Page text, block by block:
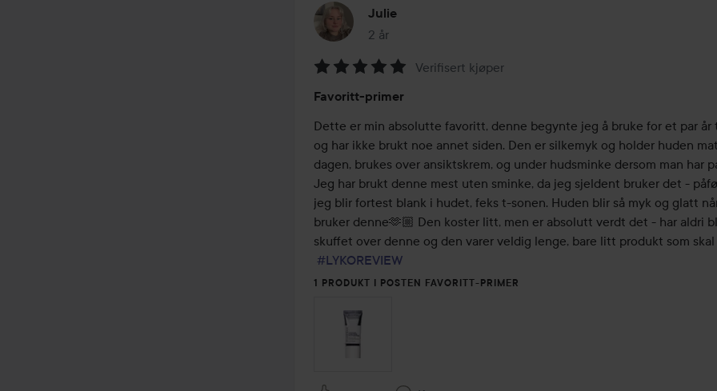
Julie
2 år
Innlegget ble opprettet 2 år
5
av
5
Verifisert kjøper
Favoritt-primer
Dette er min absolutte favoritt, denne begynte jeg å bruke for et par år
og har ikke brukt noe annet siden. Den er silkemyk og holder huden
dagen, brukes over ansiktskrem, og under hudsminke dersom man har
Jeg har brukt denne mest uten sminke, da jeg sjeldent bruker det -
jeg blir fortest blank i hudet, feks t-sonen. Huden blir så myk og glatt
bruker denne🫶🏼 Den koster litt, men er absolutt verdt det - har aldri
skuffet over denne og den varer veldig lenge, bare litt produkt som
#LYKOREVIEW
1 PRODUKT I POSTEN FAVORITT-PRIMER